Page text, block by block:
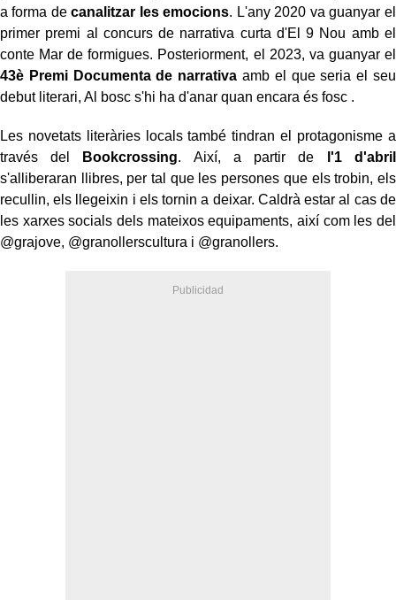
a forma de canalitzar les emocions. L'any 2020 va guanyar el
primer premi al concurs de narrativa curta d'El 9 Nou amb el
conte Mar de formigues. Posteriorment, el 2023, va guanyar el
43è Premi Documenta de narrativa amb el que seria el seu
debut literari, Al bosc s'hi ha d'anar quan encara és fosc .
Les novetats literàries locals també tindran el protagonisme a
través del
Bookcrossing. Així, a partir de
l'1 d'abril
s'alliberaran llibres, per tal que les persones que els trobin, els
recullin, els llegeixin i els tornin a deixar. Caldrà estar al cas de
les xarxes socials dels mateixos equipaments, així com les del
@grajove, @granollerscultura i @granollers.